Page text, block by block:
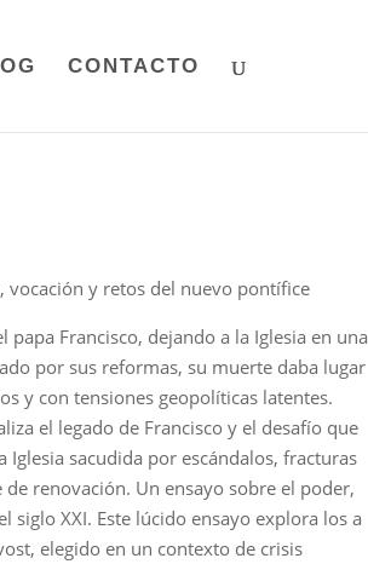
CONTACTO
vocación y retos del nuevo pontífice
papa Francisco, dejando a la Iglesia en una
por sus reformas, su muerte daba lugar
y con tensiones geopolíticas latentes.
el legado de Francisco y el desafío que
Iglesia sacudida por escándalos, fracturas
renovación. Un ensayo sobre el poder,
siglo XXI. Este lúcido ensayo explora los a
elegido en un contexto de crisis